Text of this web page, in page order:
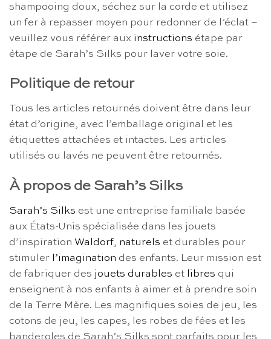
shampooing doux, séchez sur la corde et utilisez
un fer à repasser moyen pour redonner de l’éclat –
veuillez vous référer aux instructions étape par
étape de Sarah’s Silks pour laver votre soie.
Politique de retour
Tous les articles retournés doivent être dans leur
état d’origine, avec l’emballage original et les
étiquettes attachées et intactes. Les articles
utilisés ou lavés ne peuvent être retournés.
À propos de Sarah’s Silks
Sarah’s Silks est une entreprise familiale basée
aux États-Unis spécialisée dans les jouets
d’inspiration Waldorf, naturels et durables pour
stimuler l’imagination des enfants. Leur mission est
de fabriquer des jouets durables et libres qui
enseignent à nos enfants à aimer et à prendre soin
de la Terre Mère. Les magnifiques soies de jeu, les
cotons de jeu, les capes, les robes de fées et les